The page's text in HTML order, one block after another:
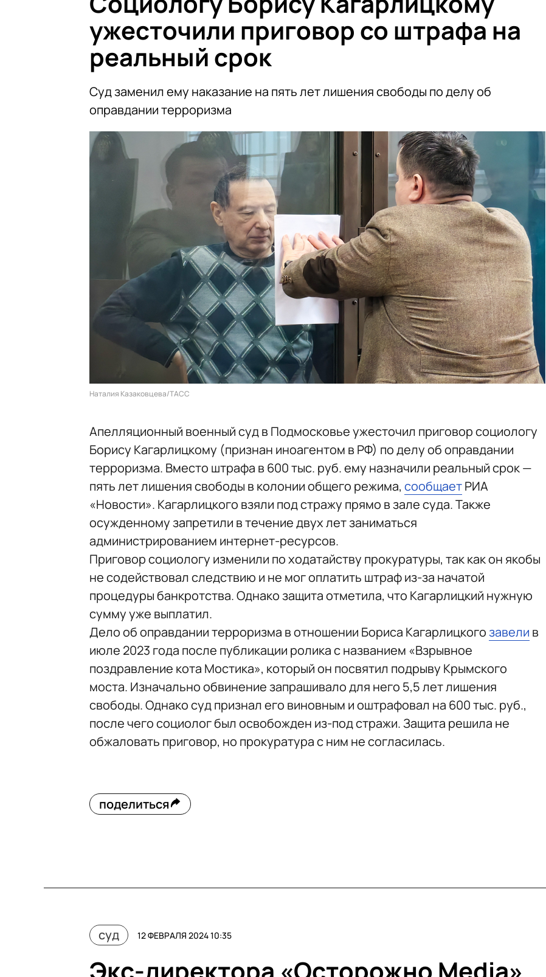
ужесточили приговор со штрафа на
реальный срок
Суд заменил ему наказание на пять лет лишения свободы по делу об
оправдании терроризма
Наталия Казаковцева/ТАСС
Апелляционный военный суд в Подмосковье ужесточил приговор социологу
Борису Кагарлицкому (признан иноагентом в РФ) по делу об оправдании
терроризма. Вместо штрафа в 600 тыс. руб. ему назначили реальный срок —
пять лет лишения свободы в колонии общего режима, сообщаетРИА
«Новости». Кагарлицкого взяли под стражу прямо в зале суда. Также
осужденному запретили в течение двух лет заниматься
администрированием интернет-ресурсов.
Приговор социологу изменили по ходатайству прокуратуры, так как он якобы
не содействовал следствию и не мог оплатить штраф из‑за начатой
процедуры банкротства. Однако защита отметила, что Кагарлицкий нужную
сумму уже выплатил.
Дело об оправдании терроризма в отношении Бориса Кагарлицкогозавели в
июле 2023 года после публикации ролика с названием «Взрывное
поздравление кота Мостика», который он посвятил подрыву Крымского
моста. Изначально обвинение запрашивало для него 5,5 лет лишения
свободы. Однако суд признал его виновным и оштрафовал на 600 тыс. руб.,
после чего социолог был освобожден из-под стражи. Защита решила не
обжаловать приговор, но прокуратура с ним не согласилась.
поделиться
суд 12 ФЕВРАЛЯ 2024 10:35